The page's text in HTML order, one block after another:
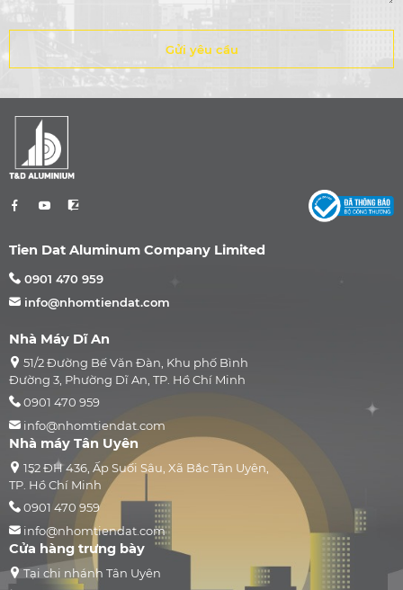
Gửi yêu cầu
Tien Dat Aluminum Company Limited
0901 470 959
info@nhomtiendat.com
Nhà Máy Dĩ An
51/2 Đường Bế Văn Đàn, Khu phố Bình
Đường 3, Phường Dĩ An, TP. Hồ Chí Minh
0901 470 959
info@nhomtiendat.com
Nhà máy Tân Uyên
152 ĐH 436, Ấp Suối Sâu, Xã Bắc Tân Uyên,
TP. Hồ Chí Minh
0901 470 959
info@nhomtiendat.com
Cửa hàng trưng bày
Tại chi nhánh Tân Uyên